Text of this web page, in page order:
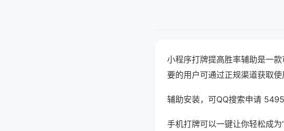
小程序打牌提高胜率辅助是一
要的用户可通过正规渠道获取使
辅助安装，可QQ搜索申请
手机打牌可以一键让你轻松成